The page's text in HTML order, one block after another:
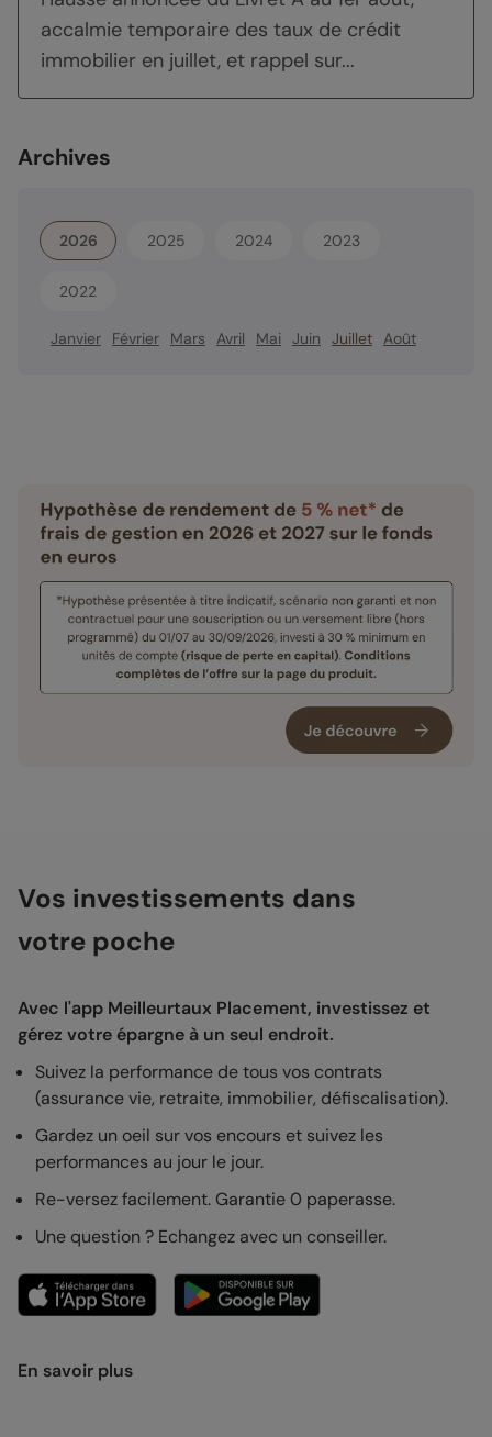
accalmie temporaire des taux de crédit
immobilier en juillet, et rappel sur...
Archives
2026 2025 2024 2023
2022
Janvier Février Mars Avril Mai Juin Juillet Août
Vos investissements dans
votre poche
Avec l'app Meilleurtaux Placement, investissez et
gérez votre épargne à un seul endroit.
Suivez la performance de tous vos contrats
(assurance vie, retraite, immobilier, défiscalisation).
Gardez un oeil sur vos encours et suivez les
performances au jour le jour.
Re-versez facilement. Garantie 0 paperasse.
Une question ? Echangez avec un conseiller.
En savoir plus